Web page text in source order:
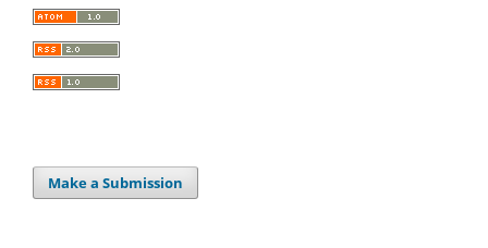
Make a Submission